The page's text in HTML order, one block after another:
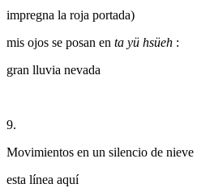
impregna la roja portada)
mis ojos se posan en ta yü hsüeh :
gran lluvia nevada
9.
Movimientos en un silencio de nieve
esta línea aquí